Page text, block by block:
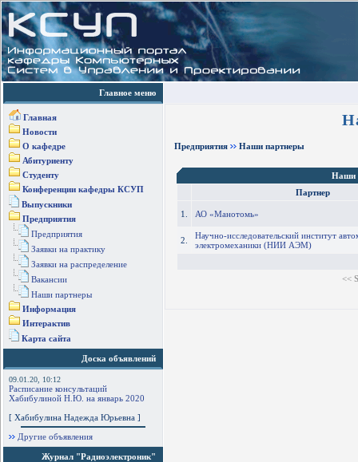
Главное меню
Главная
Новости
О кафедре
Абитуриенту
Студенту
Конференции кафедры КСУП
Выпускники
Предприятия
Предприятия
Заявки на практику
Заявки на распределение
Вакансии
Наши партнеры
Информация
Интерактив
Карта сайта
Доска объявлений
09.01.20, 10:12
Расписание консультаций
Хабибулиной Н.Ю. на январь 2020
[ Хабибулина Надежда Юрьевна ]
Другие объявления
Журнал "Радиоэлектроник"
Предприятия Наши партнеры
Наши
Партнер
1. АО «Манотомь»
2.
Научно-исследовательский институт
электромеханики (НИИ АЭМ)
<<